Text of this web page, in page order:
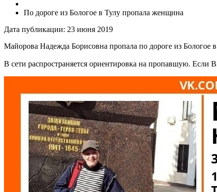
По дороге из Бологое в Тулу пропала женщина
Дата публикации: 23 июня 2019
Майорова Надежда Борисовна пропала по дороге из
В сети распространяется ориентировка на пропавшую. Если